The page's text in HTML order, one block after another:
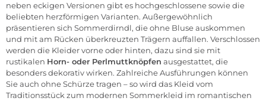
neben eckigen Versionen gibt es hochgeschlossene sowie die
beliebten herzförmigen Varianten. Außergewöhnlich
präsentieren sich Sommerdirndl, die ohne Bluseauskommen
und mit am Rücken überkreuzten Trägern auffallen. Verschlossen
werden die Kleider vorne oder hinten, dazu sind sie mit
rustikalen Horn- oder Perlmuttknöpfen ausgestattet, die
besonders dekorativ wirken. Zahlreiche Ausführungen können
Sie auch ohne Schürze tragen – so wird das Kleid vom
Traditionsstück zum modernen Sommerkleid im romantischen